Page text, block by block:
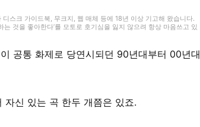
스크 가이드북, 무크지, 웹 매체 등에 18년 이상 기고해 왔습니다.
것을 좋아한다’를 모토로 호기심을 잃지 않으려 항상 마음쓰고 있
공통 화제로 당연시되던 90년대부터 00년대
신 있는 곡 한두 개쯤은 있죠.